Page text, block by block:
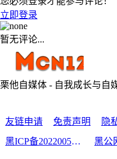
立即登录
暂无评论...
栗他自媒体 - 自我成长与自
友链申请 免责声明 隐
黑ICP备2022005210号-2